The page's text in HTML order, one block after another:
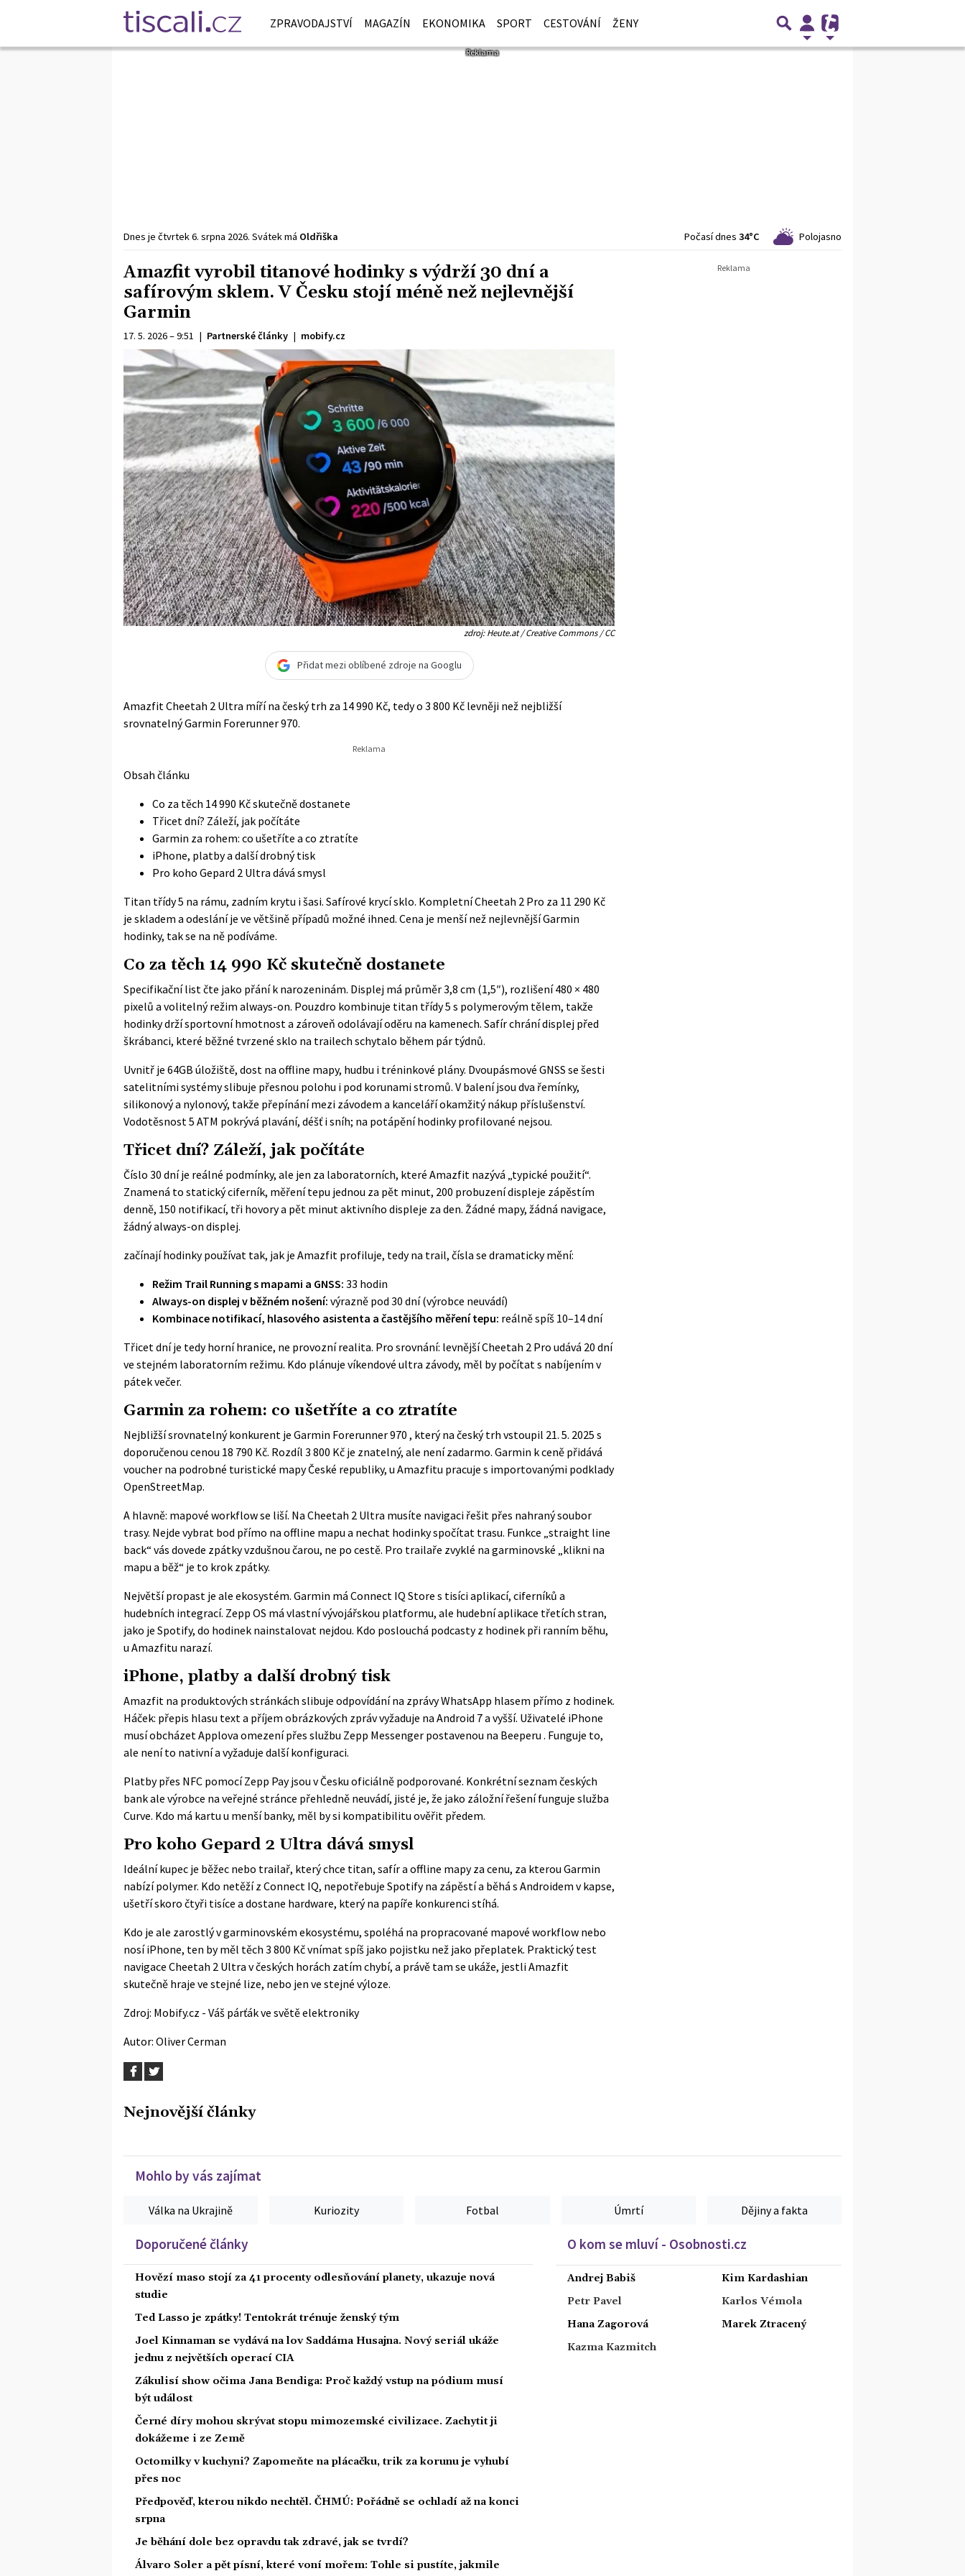
ZPRAVODAJSTVÍ MAGAZÍN EKONOMIKA SPORT CESTOVÁNÍ ŽENY
Dnes je čtvrtek6. srpna 2026. Svátek má Oldřiška Počasí dnes 34°C Polojasno
Amazfit vyrobil titanové hodinky s výdrží 30 dní a
safírovým sklem. V Česku stojí méně než nejlevnější
Garmin
17. 5. 2026 – 9:51 | Partnerské články | mobify.cz
zdroj: Heute.at / Creative Commons / CC
Přidat mezi oblíbené zdroje na Googlu
Amazfit Cheetah 2 Ultra míří na český trh za 14 990 Kč, tedy o 3 800 Kč levněji než nejbližší
srovnatelný Garmin Forerunner 970.
Obsah článku
Co za těch 14 990 Kč skutečně dostanete
Třicet dní? Záleží, jak počítáte
Garmin za rohem: co ušetříte a co ztratíte
iPhone, platby a další drobný tisk
Pro koho Gepard 2 Ultra dává smysl
Titan třídy 5 na rámu, zadním krytu i šasi. Safírové krycí sklo. Kompletní​Cheetah 2 Pro za 11 290 Kč
je skladem a odeslání je ve většině případů možné ihned. Cena je menší než nejlevnější Garmin
hodinky, tak se na ně podíváme.
Co za těch 14 990 Kč skutečně dostanete
Specifikační list čte jako přání k narozeninám. Displej má průměr 3,8 cm (1,5″), rozlišení 480 × 480
pixelů a volitelný režim always-on. Pouzdro kombinuje titan třídy 5 s polymerovým tělem, takže
hodinky drží sportovní hmotnost a zároveň odolávají oděru na kamenech. Safír chrání displej před
škrábanci, které běžné tvrzené sklo na trailech schytalo během pár týdnů.
Uvnitř je 64GB úložiště, dost na offline mapy, hudbu i tréninkové plány. Dvoupásmové GNSS se šesti
satelitními systémy slibuje přesnou polohu i pod korunami stromů. V balení jsou dva řemínky,
silikonový a nylonový, takže přepínání mezi závodem a kanceláří okamžitý nákup příslušenství.
Vodotěsnost 5 ATM pokrývá plavání, déšť i sníh; na potápění hodinky profilované nejsou.
Třicet dní? Záleží, jak počítáte
Číslo 30 dní je reálné podmínky, ale jen za laboratorních, které Amazfit nazývá „typické použití“.
Znamená to statický ciferník, měření tepu jednou za pět minut, 200 probuzení displeje zápěstím
denně, 150 notifikací, tři hovory a pět minut aktivního displeje za den. Žádné mapy, žádná navigace,
žádný always-on displej.
začínají hodinky používat tak, jak je Amazfit profiluje, tedy na trail, čísla se dramaticky mění:
Režim Trail Running s mapami a GNSS: 33 hodin
Always-on displej v běžném nošení: výrazně pod 30 dní (výrobce neuvádí)
Kombinace notifikací, hlasového asistenta a častějšího měření tepu: reálně spíš 10–14 dní
Třicet dní je tedy horní hranice, ne provozní realita. Pro srovnání: levnější Cheetah 2 Pro udává 20 dní
ve stejném laboratorním režimu. Kdo plánuje víkendové ultra závody, měl by počítat s nabíjením v
pátek večer.
Garmin za rohem: co ušetříte a co ztratíte
Nejbližší srovnatelný konkurent je Garmin Forerunner 970 , který na český trh vstoupil 21. 5. 2025 s
doporučenou cenou 18 790 Kč. Rozdíl 3 800 Kč je znatelný, ale není zadarmo. Garmin k ceně přidává
voucher na podrobné turistické mapy České republiky, u Amazfitu pracuje s importovanými podklady
OpenStreetMap.
A hlavně: mapové workflow se liší. Na Cheetah 2 Ultra musíte navigaci řešit přes nahraný soubor
trasy. Nejde vybrat bod přímo na offline mapu a nechat hodinky spočítat trasu. Funkce „straight line
back“ vás dovede zpátky vzdušnou čarou, ne po cestě. Pro trailaře zvyklé na garminovské „klikni na
mapu a běž“ je to krok zpátky.
Největší propast je ale ekosystém. Garmin má Connect IQ Store s tisíci aplikací, ciferníků a
hudebních integrací. Zepp OS má vlastní vývojářskou platformu, ale hudební aplikace třetích stran,
jako je Spotify, do hodinek nainstalovat nejdou. Kdo poslouchá podcasty z hodinek při ranním běhu,
u Amazfitu narazí.
iPhone, platby a další drobný tisk
Amazfit na produktových stránkách slibuje odpovídání na zprávy WhatsApp hlasem přímo z hodinek.
Háček: přepis hlasu text a příjem obrázkových zpráv vyžaduje na Android 7 a vyšší. Uživatelé iPhone
musí obcházet Applova omezení přes službu Zepp Messenger postavenou na Beeperu . Funguje to,
ale není to nativní a vyžaduje další konfiguraci.
Platby přes NFC pomocí Zepp Pay jsou v Česku oficiálně podporované. Konkrétní seznam českých
bank ale výrobce na veřejné stránce přehledně neuvádí, jisté je, že jako záložní řešení funguje služba
Curve. Kdo má kartu u menší banky, měl by si kompatibilitu ověřit předem.
Pro koho Gepard 2 Ultra dává smysl
Ideální kupec je běžec nebo trailař, který chce titan, safír a offline mapy za cenu, za kterou Garmin
nabízí polymer. Kdo netěží z Connect IQ, nepotřebuje Spotify na zápěstí a běhá s Androidem v kapse,
ušetří skoro čtyři tisíce a dostane hardware, který na papíře konkurenci stíhá.
Kdo je ale zarostlý v garminovském ekosystému, spoléhá na propracované mapové workflow nebo
nosí iPhone, ten by měl těch 3 800 Kč vnímat spíš jako pojistku než jako přeplatek. Praktický test
navigace Cheetah 2 Ultra v českých horách zatím chybí, a právě tam se ukáže, jestli Amazfit
skutečně hraje ve stejné lize, nebo jen ve stejné výloze.
Zdroj: Mobify.cz - Váš párťák ve světě elektroniky
Autor: Oliver Cerman
Nejnovější články
Mohlo by vás zajímat
Válka na Ukrajině Kuriozity Fotbal Úmrtí Dějiny a fakta
Doporučené články
Hovězí maso stojí za 41 procenty odlesňování planety, ukazuje nová
studie
Ted Lasso je zpátky! Tentokrát trénuje ženský tým
Joel Kinnaman se vydává na lov Saddáma Husajna. Nový seriál ukáže
jednu z největších operací CIA
Zákulisí show očima Jana Bendiga: Proč každý vstup na pódium musí
být událost
Černé díry mohou skrývat stopu mimozemské civilizace. Zachytit ji
dokážeme i ze Země
Octomilky v kuchyni? Zapomeňte na plácačku, trik za korunu je vyhubí
přes noc
Předpověď, kterou nikdo nechtěl. ČHMÚ: Pořádně se ochladí až na konci
srpna
Je běhání dole bez opravdu tak zdravé, jak se tvrdí?
Álvaro Soler a pět písní, které voní mořem: Tohle si pustíte, jakmile
O kom se mluví - Osobnosti.cz
Andrej Babiš
Petr Pavel
Hana Zagorová
Kazma Kazmitch
Kim Kardashian
Karlos Vémola
Marek Ztracený